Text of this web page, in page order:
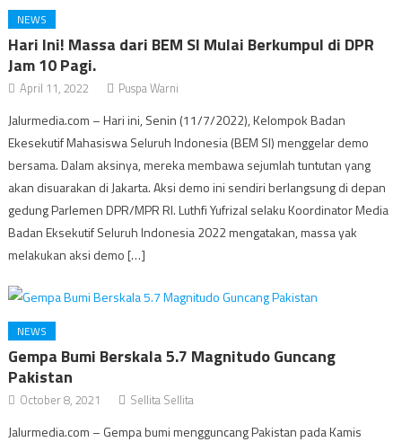
NEWS
Hari Ini! Massa dari BEM SI Mulai Berkumpul di DPR
Jam 10 Pagi.
April 11, 2022 Puspa Warni
Jalurmedia.com – Hari ini, Senin (11/7/2022), Kelompok Badan
Ekesekutif Mahasiswa Seluruh Indonesia (BEM SI) menggelar demo
bersama. Dalam aksinya, mereka membawa sejumlah tuntutan yang
akan disuarakan di Jakarta. Aksi demo ini sendiri berlangsung di depan
gedung Parlemen DPR/MPR RI. Luthfi Yufrizal selaku Koordinator Media
Badan Eksekutif Seluruh Indonesia 2022 mengatakan, massa yak
melakukan aksi demo […]
NEWS
Gempa Bumi Berskala 5.7 Magnitudo Guncang
Pakistan
October 8, 2021 Sellita Sellita
Jalurmedia.com – Gempa bumi mengguncang Pakistan pada Kamis